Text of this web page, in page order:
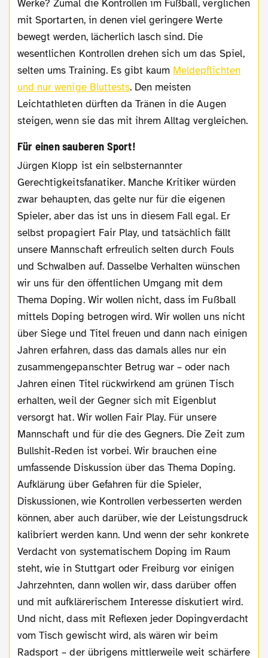
Werke? Zumal die Kontrollen im Fußball, verglichen
mit Sportarten, in denen viel geringere Werte
bewegt werden, lächerlich lasch sind. Die
wesentlichen Kontrollen drehen sich um das Spiel,
selten ums Training. Es gibt kaum Meldepflichten
und nur wenige Bluttests. Den meisten
Leichtathleten dürften da Tränen in die Augen
steigen, wenn sie das mit ihrem Alltag vergleichen.
Für einen sauberen Sport!
Jürgen Klopp ist ein selbsternannter
Gerechtigkeitsfanatiker. Manche Kritiker würden
zwar behaupten, das gelte nur für die eigenen
Spieler, aber das ist uns in diesem Fall egal. Er
selbst propagiert Fair Play, und tatsächlich fällt
unsere Mannschaft erfreulich selten durch Fouls
und Schwalben auf. Dasselbe Verhalten wünschen
wir uns für den öffentlichen Umgang mit dem
Thema Doping. Wir wollen nicht, dass im Fußball
mittels Doping betrogen wird. Wir wollen uns nicht
über Siege und Titel freuen und dann nach einigen
Jahren erfahren, dass das damals alles nur ein
zusammengepanschter Betrug war – oder nach
Jahren einen Titel rückwirkend am grünen Tisch
erhalten, weil der Gegner sich mit Eigenblut
versorgt hat. Wir wollen Fair Play. Für unsere
Mannschaft und für die des Gegners. Die Zeit zum
Bullshit-Reden ist vorbei. Wir brauchen eine
umfassende Diskussion über das Thema Doping.
Aufklärung über Gefahren für die Spieler,
Diskussionen, wie Kontrollen verbesserten werden
können, aber auch darüber, wie der Leistungsdruck
kalibriert werden kann. Und wenn der sehr konkrete
Verdacht von systematischem Doping im Raum
steht, wie in Stuttgart oder Freiburg vor einigen
Jahrzehnten, dann wollen wir, dass darüber offen
und mit aufklärerischem Interesse diskutiert wird.
Und nicht, dass mit Reflexen jeder Dopingverdacht
vom Tisch gewischt wird, als wären wir beim
Radsport – der übrigens mittlerweile weit schärfere